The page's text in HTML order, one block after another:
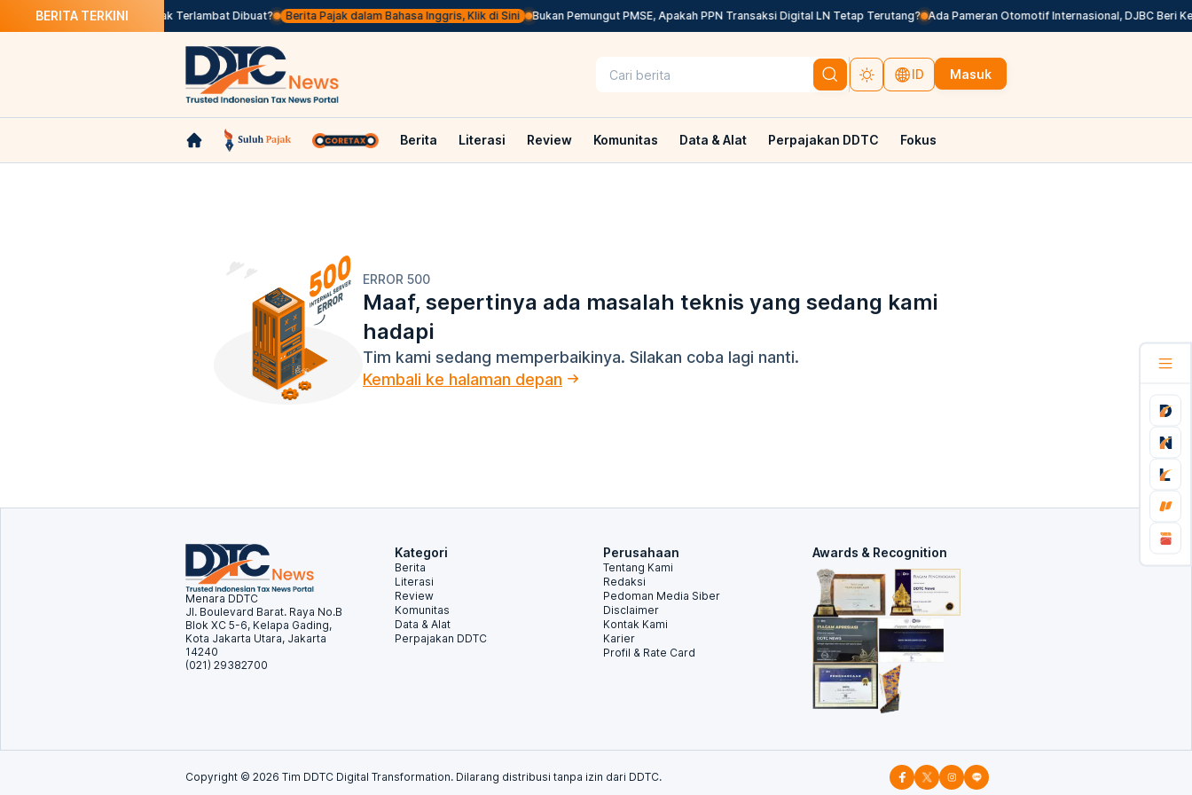
BERITA TERKINI
Seleksi Apa Itu Faktur Pajak Terlambat Dibuat? Berita Pajak dalam Bahasa Inggris, Klik di Sini Bukan Pemungut PMSE, Apakah PPN Transaksi Digital LN Tetap Terutang? Ada Pameran Otomotif Internasional, DJBC Beri
ID Masuk
Berita Literasi Review Komunitas Data & Alat Perpajakan DDTC Fokus
ERROR 500
Maaf, sepertinya ada masalah teknis yang sedang kami
hadapi
Tim kami sedang memperbaikinya. Silakan coba lagi nanti.
Kembali ke halaman depan
Menara DDTC
Jl. Boulevard Barat. Raya No.B
Blok XC 5-6, Kelapa Gading,
Kota Jakarta Utara, Jakarta
14240
(021) 29382700
Kategori
Berita
Literasi
Review
Komunitas
Data & Alat
Perpajakan DDTC
Perusahaan
Tentang Kami
Redaksi
Pedoman Media Siber
Disclaimer
Kontak Kami
Karier
Profil & Rate Card
Awards & Recognition
Copyright © 2026 Tim DDTC Digital Transformation. Dilarang distribusi tanpa izin dari DDTC.